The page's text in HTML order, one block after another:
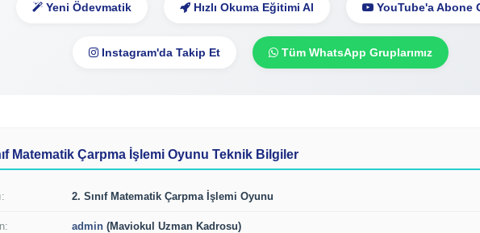
Yeni Ödevmatik Hızlı Okuma Eğitimi Al YouTube'a Abone
Instagram'da Takip Et Tüm WhatsApp Gruplarımız
Matematik Çarpma İşlemi Oyunu Teknik Bilgiler
2. Sınıf Matematik Çarpma İşlemi Oyunu
admin (Maviokul Uzman Kadrosu)